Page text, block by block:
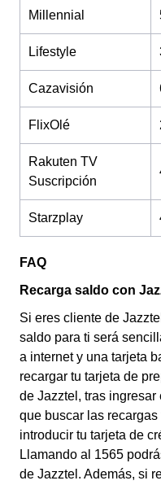
Millennial
Lifestyle
Cazavisión
FlixOlé
Rakuten TV
Suscripción
Starzplay
FAQ
Recarga saldo con
Si eres cliente de
saldo para ti será
a internet y una tarjeta
recargar tu tarjeta de
de Jazztel, tras
que buscar las
introducir tu tarjeta de
Llamando al 1565
de Jazztel. Además, si